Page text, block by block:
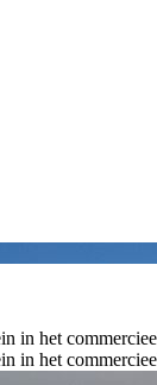
in het
in het